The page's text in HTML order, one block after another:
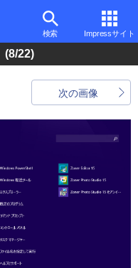
検索 Impressサイト
(8/22)
次の画像